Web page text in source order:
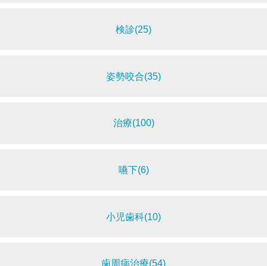
検診(25)
姿勢咬合(35)
治療(100)
嚥下(6)
小児歯科(10)
歯周病治療(54)